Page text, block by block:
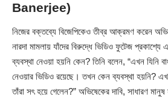
Banerjee)
নিজের বক্তব্যে বিজেপিকেও তীব্র আক্রমণ করেন
নারদা মামলায় যাঁদের বিরুদ্ধে ভিডিও ফুটেজ প্রকাশ্যে
ব্যবস্থা নেওয়া হয়নি কেন? তিনি বলেন, “এখন যিনি
নেওয়ার ভিডিও রয়েছে। তখন কেন ব্যবস্থা হয়নি?
তাঁরা সৎ হয়ে গেলেন?” অভিষেকের দাবি, সাধারণ